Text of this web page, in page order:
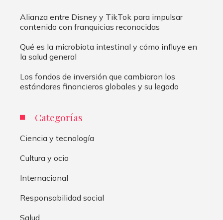
Alianza entre Disney y TikTok para impulsar
contenido con franquicias reconocidas
Qué es la microbiota intestinal y cómo influye en
la salud general
Los fondos de inversión que cambiaron los
estándares financieros globales y su legado
Categorías
Ciencia y tecnología
Cultura y ocio
Internacional
Responsabilidad social
Salud